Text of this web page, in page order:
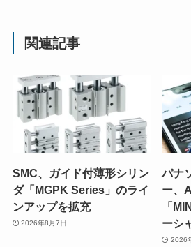
関連記事
SMC、ガイド付薄形シリン
ダ「MGPK Series」のライ
ンアップを拡充
2026年8月7日
パナ
ー、
「
ーシ
2026